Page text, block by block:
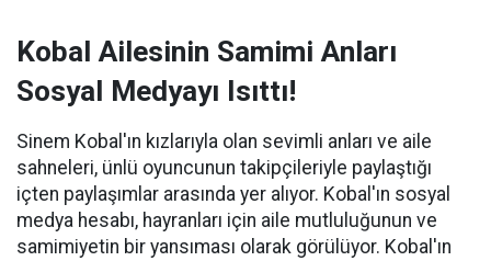
Kobal Ailesinin Samimi Anları
Sosyal Medyayı Isıttı!
Sinem Kobal'ın kızlarıyla olan sevimli anları ve aile
sahneleri, ünlü oyuncunun takipçileriyle paylaştığı
içten paylaşımlar arasında yer alıyor. Kobal'ın sosyal
medya hesabı, hayranları için aile mutluluğunun ve
samimiyetin bir yansıması olarak görülüyor. Kobal'ın